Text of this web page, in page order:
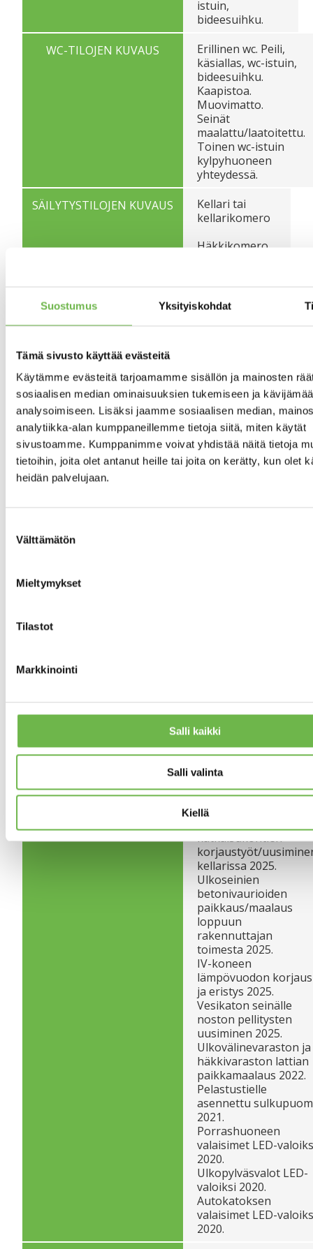
Suostumus Yksityiskohdat
Tämä sivusto käyttää evästeitä
Käytämme evästeitä tarjoamamme sisällön ja mainosten
sosiaalisen median ominaisuuksien tukemiseen ja
analysoimiseen. Lisäksi jaamme sosiaalisen median,
analytiikka-alan kumppaneillemme tietoja siitä, miten käytät
sivustoamme. Kumppanimme voivat yhdistää näitä tietoja
tietoihin, joita olet antanut heille tai joita on kerätty, kun olet
heidän palvelujaan.
valinta
Välttämätön
Mieltymykset
Tilastot
Markkinointi
Salli kaikki
Salli valinta
Kiellä
istuin,
bideesuihku.
WC-TILOJEN KUVAUS
Erillinen wc. Peili,
käsiallas, wc-istuin,
bideesuihku.
Kaapistoa.
Muovimatto.
Seinät
maalattu/laatoitettu.
Toinen wc-istuin
kylpyhuoneen
yhteydessä.
SÄILYTYSTILOJEN KUVAUS
Kellari tai
kellarikomero
Häkkikomero.
vaatehuonetta.
pintamateriaali:
Huopakate
Taloyhtiö
TALOYHTIÖN NIMI
TALOYHTIÖÖN KUULUU
TALOYHTIÖN SAUNA
LUKUMÄÄRÄ
PIHA
Pihassa
liikuntavarustus
ja pihakeinu.
Kellarikerroksen
katkaisukohtien
korjaustyöt/
kellarissa 2025.
Ulkoseinien
betonivaurioiden
paikkaus/maalaus
loppuun
rakennuttajan
toimesta 2025.
IV-koneen
lämpövuodon korjaus
ja eristys 2025.
Vesikaton seinälle
noston pellitysten
uusiminen 2025.
Ulkovälinevaraston ja
häkkivaraston lattian
paikkamaalaus 2022.
Pelastustielle
asennettu
2021.
Porrashuoneen
valaisimet LED-
2020.
Ulkopylväsvalot LED-
valoiksi 2020.
Autokatoksen
valaisimet LED-
2020.